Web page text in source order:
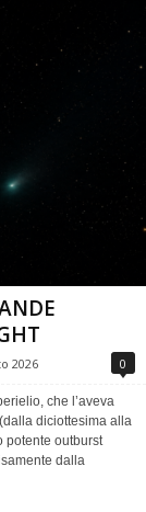
2026 0
che l’aveva
diciottesima alla
potente outburst
dalla